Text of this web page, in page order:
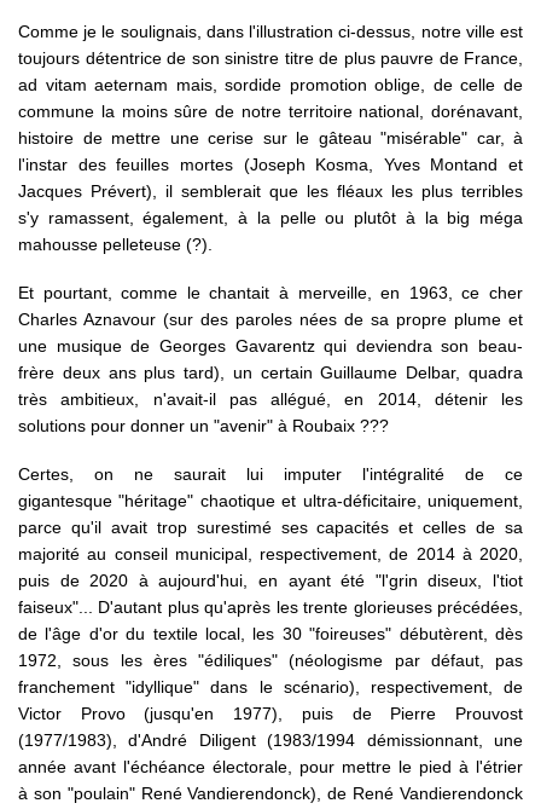
Comme je le soulignais, dans l'illustration ci-dessus, notre ville est
toujours détentrice de son sinistre titre de plus pauvre de France,
ad vitam aeternam mais, sordide promotion oblige, de celle de
commune la moins sûre de notre territoire national, dorénavant,
histoire de mettre une cerise sur le gâteau "misérable" car, à
l'instar des feuilles mortes (Joseph Kosma, Yves Montand et
Jacques Prévert), il semblerait que les fléaux les plus terribles
s'y ramassent, également, à la pelle ou plutôt à la big méga
mahousse pelleteuse (?).
Et pourtant, comme le chantait à merveille, en 1963, ce cher
Charles Aznavour (sur des paroles nées de sa propre plume et
une musique de Georges Gavarentz qui deviendra son beau-
frère deux ans plus tard), un certain Guillaume Delbar, quadra
très ambitieux, n'avait-il pas allégué, en 2014, détenir les
solutions pour donner un "avenir" à Roubaix ???
Certes, on ne saurait lui imputer l'intégralité de ce
gigantesque "héritage" chaotique et ultra-déficitaire, uniquement,
parce qu'il avait trop surestimé ses capacités et celles de sa
majorité au conseil municipal, respectivement, de 2014 à 2020,
puis de 2020 à aujourd'hui, en ayant été "l'grin diseux, l'tiot
faiseux"... D'autant plus qu'après les trente glorieuses précédées,
de l'âge d'or du textile local, les 30 "foireuses" débutèrent, dès
1972, sous les ères "édiliques" (néologisme par défaut, pas
franchement "idyllique" dans le scénario), respectivement, de
Victor Provo (jusqu'en 1977), puis de Pierre Prouvost
(1977/1983), d'André Diligent (1983/1994 démissionnant, une
année avant l'échéance électorale, pour mettre le pied à l'étrier
à son "poulain" René Vandierendonck), de René Vandierendonck